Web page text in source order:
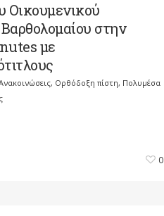
Οικουμενικού
στην
με
, Ορθόδοξη πίστη, Πολυμέσα
0